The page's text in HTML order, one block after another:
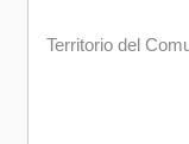
Territorio del